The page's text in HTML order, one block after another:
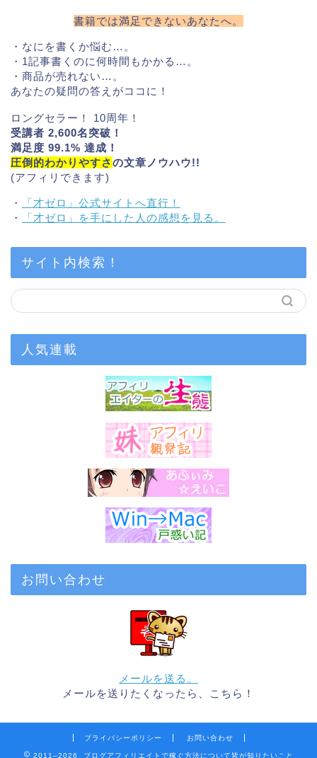
書籍では満足できないあなたへ。
・なにを書くか悩む…。
・1記事書くのに何時間もかかる…。
・商品が売れない…。
あなたの疑問の答えがココに！
ロングセラー！ 10周年！
受講者 2,600名突破！
満足度 99.1% 達成！
圧倒的わかりやすさの文章ノウハウ!!
(アフィリできます)
・
「才ゼロ」公式サイトへ直行！
・
「才ゼロ」を手にした人の感想を見る。
サイト内検索！
人気連載
お問い合わせ
メールを送る。
メールを送りたくなったら、こちら！
プライバシーポリシー お問い合わせ
2011–2026 ブログアフィリエイトで稼ぐ方法について皆が知りたいこと